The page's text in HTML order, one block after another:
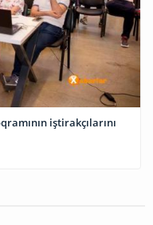
iştirakçılarını